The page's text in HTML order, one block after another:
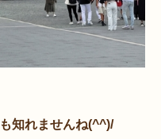
知れませんね(^^)/